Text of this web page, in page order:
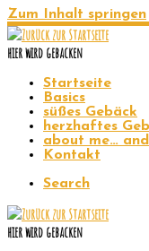
Zum Inhalt springen
hier wird gebacken
Startseite
Basics
süßes Gebäck
herzhaftes
about me…
Kontakt
Search
hier wird gebacken